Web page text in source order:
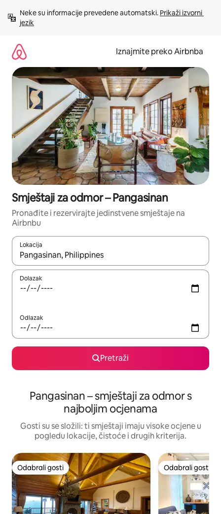
sadržaj
Neke su informacije prevedene automatski. Prikaži izvorni
jezik
Iznajmite preko Airbnba
Smještaji za odmor – Pangasinan
Pronađite i rezervirajte jedinstvene smještaje na
Airbnbu
Lokacija
Kada budu dostupni rezultati, moći ćete ih pregledati
Dolazak
Odlazak
Pretraži
Pangasinan – smještaji za odmor s
najboljim ocjenama
Gosti su se složili: ti smještaji imaju visoke ocjene u
pogledu lokacije, čistoće i drugih kriterija.
Odabrali gosti
Odabrali gosti Odabrali gosti
Odabrali gosti